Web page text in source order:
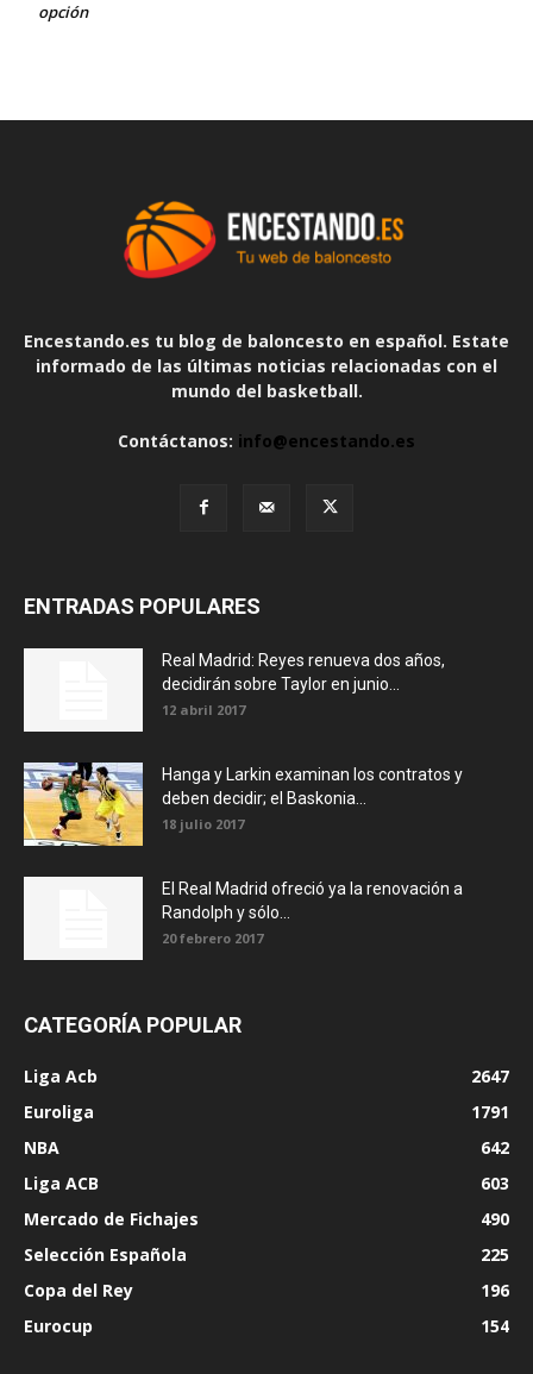
opción
Encestando.es tu blog de baloncesto en español. Estate
informado de las últimas noticias relacionadas con el
mundo del basketball.
Contáctanos: info@encestando.es
ENTRADAS POPULARES
Real Madrid: Reyes renueva dos años,
decidirán sobre Taylor en junio...
12 abril 2017
Hanga y Larkin examinan los contratos y
deben decidir; el Baskonia...
18 julio 2017
El Real Madrid ofreció ya la renovación a
Randolph y sólo...
20 febrero 2017
CATEGORÍA POPULAR
Liga Acb
2647
Euroliga
1791
NBA
642
Liga ACB
603
Mercado de Fichajes
490
Selección Española
225
Copa del Rey
196
Eurocup
154